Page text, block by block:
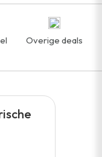
Overige deals